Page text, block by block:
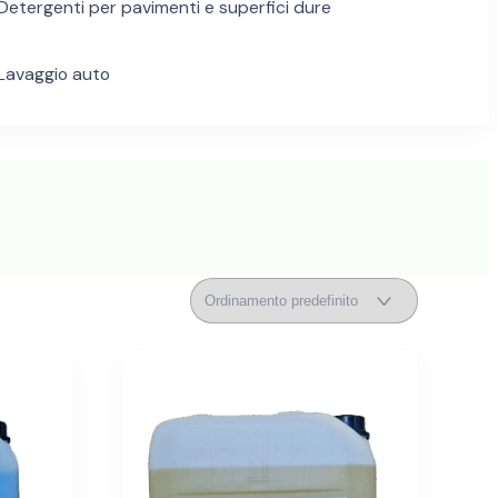
per pavimenti e superfici dure
auto